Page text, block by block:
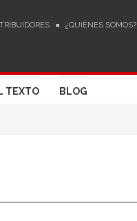
¿QUIÉNES SOMOS?
TEXTO BLOG